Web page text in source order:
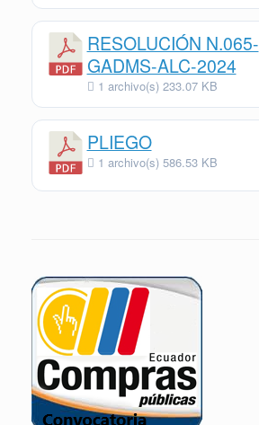
RESOLUCIÓN N.065-
GADMS-ALC-2024
1 archivo(s) 233.07 KB
PLIEGO
1 archivo(s) 586.53 KB